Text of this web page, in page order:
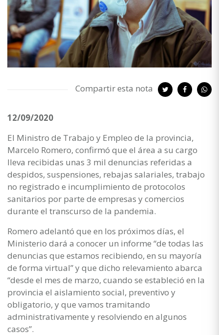
Compartir esta nota
12/09/2020
El Ministro de Trabajo y Empleo de la provincia,
Marcelo Romero, confirmó que el área a su cargo
lleva recibidas unas 3 mil denuncias referidas a
despidos, suspensiones, rebajas salariales, trabajo
no registrado e incumplimiento de protocolos
sanitarios por parte de empresas y comercios
durante el transcurso de la pandemia.
Romero adelantó que en los próximos días, el
Ministerio dará a conocer un informe “de todas las
denuncias que estamos recibiendo, en su mayoría
de forma virtual” y que dicho relevamiento abarca
“desde el mes de marzo, cuando se estableció en la
provincia el aislamiento social, preventivo y
obligatorio, y que vamos tramitando
administrativamente y resolviendo en algunos
casos”.